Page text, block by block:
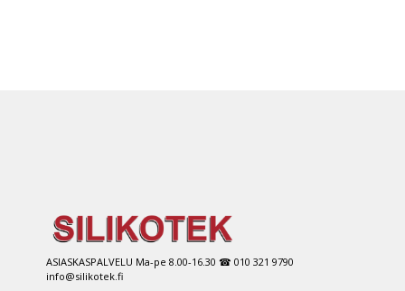
ASIASKASPALVELU Ma-pe 8.00-16.30 ☎ 010 321 9790
info@silikotek.fi